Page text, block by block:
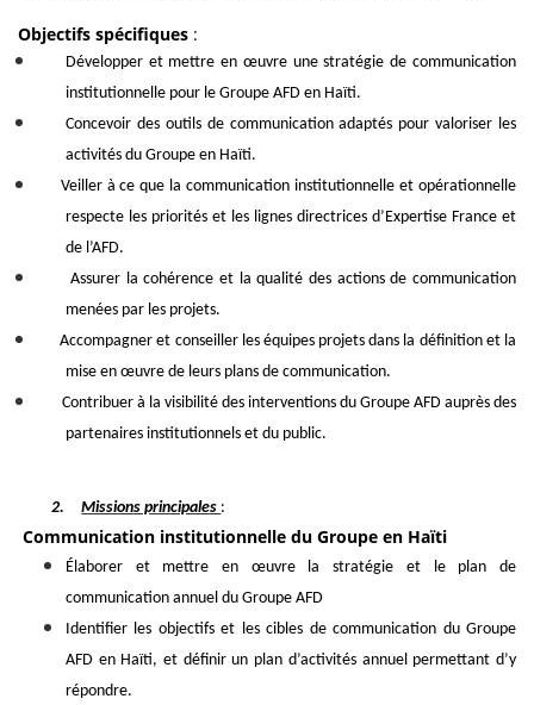
Objectifs spécifiques :
Développer et mettre en œuvre une stratégie de communication
institutionnelle pour le Groupe AFD en Haïti.
Concevoir des outils de communication adaptés pour valoriser les
activités du Groupe en Haïti.
Veiller à ce que la communication institutionnelle et opérationnelle
respecte les priorités et les lignes directrices d’Expertise France et
de l’AFD.
Assurer la cohérence et la qualité des actions de communication
menées par les projets.
Accompagner et conseiller les équipes projets dans la définition et la
mise en œuvre de leurs plans de communication.
Contribuer à la visibilité des interventions du Groupe AFD auprès des
partenaires institutionnels et du public.
2. Missions principales :
Communication institutionnelle du Groupe en Haïti
Élaborer et mettre en œuvre la stratégie et le plan de
communication annuel du Groupe AFD
Identifier les objectifs et les cibles de communication du Groupe
AFD en Haïti, et définir un plan d’activités annuel permettant d’y
répondre.